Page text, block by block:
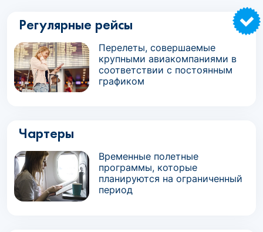
Регулярные рейсы
Перелеты, совершаемые
крупными авиакомпаниями в
соответствии с постоянным
графиком
Чартеры
Временные полетные
программы, которые
планируются на ограниченный
период